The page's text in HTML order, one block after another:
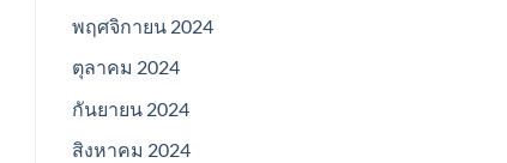
พฤศจิกายน 2024
ตุลาคม 2024
กันยายน 2024
สิงหาคม 2024